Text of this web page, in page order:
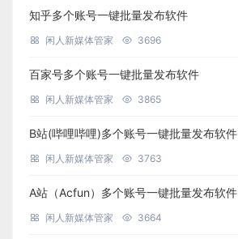
知乎多个账号一键批量发布软件
闲人新媒体管家 3696
百家号多个账号一键批量发布软件
闲人新媒体管家 3865
B站(哔哩哔哩)多个账号一键批量发布软件
闲人新媒体管家 3763
A站（Acfun）多个账号一键批量发布软件
闲人新媒体管家 3664